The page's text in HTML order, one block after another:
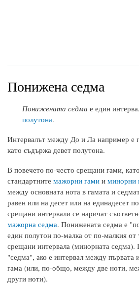
Понижена седма
Понижената седма е един
полутона.
Интервалът между До и Ла например е
като съдържа девет полутона.
В повечето по-често срещани гами,
стандартните мажорни гами и минорни
между основната нота в гамата и
равен или на десет или на единадесет
срещани интервали се наричат
мажорна седма. Понижената седма е
един полутон по-малка от по-малкия от
срещани интервала (минорната седма).
"седма", ако е интервал между първата
гама (или, по-общо, между две ноти,
други ноти).